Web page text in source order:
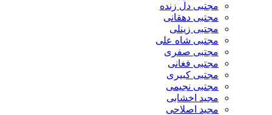
مجتبی دل زنده
مجتبی دهقانی
مجتبی زینلی
مجتبی شاه علی
مجتبی صفری
مجتبی فغانی
مجتبی کبیری
مجتبی نجیمی
مجید اخشابی
مجید اصلاحی